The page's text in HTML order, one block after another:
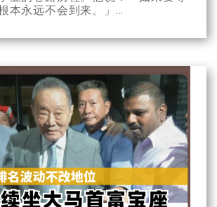
本永远不会到来。」